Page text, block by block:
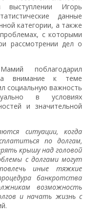
Игорь
данные
категории, а также
с которыми
рассмотрении дел о
поблагодарил
внимание к теме
социальную важность
в условиях
и значительной
ситуации, когда
по долгам,
крышу над головой
с долгами могут
иные тяжкие
банкротства
возможность
и начать жизнь с